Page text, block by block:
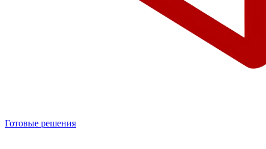
Готовые решения